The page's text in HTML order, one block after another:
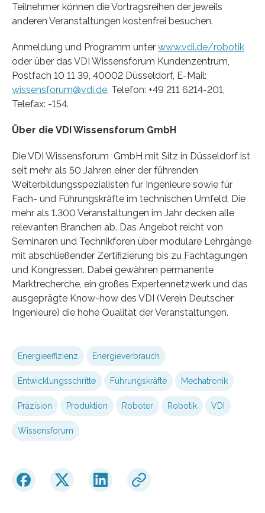
Teilnehmer können die Vortragsreihen der jeweils
anderen Veranstaltungen kostenfrei besuchen.
Anmeldung und Programm unter www.vdi.de/robotik
oder über das VDI Wissensforum Kundenzentrum,
Postfach 10 11 39, 40002 Düsseldorf, E-Mail:
wissensforum@vdi.de , Telefon: +49 211 6214-201,
Telefax: -154.
Über die VDI Wissensforum GmbH
Die VDI Wissensforum GmbH mit Sitz in Düsseldorf ist
seit mehr als 50 Jahren einer der führenden
Weiterbildungsspezialisten für Ingenieure sowie für
Fach- und Führungskräfte im technischen Umfeld. Die
mehr als 1.300 Veranstaltungen im Jahr decken alle
relevanten Branchen ab. Das Angebot reicht von
Seminaren und Technikforen über modulare Lehrgänge
mit abschließender Zertifizierung bis zu Fachtagungen
und Kongressen. Dabei gewähren permanente
Marktrecherche, ein großes Expertennetzwerk und das
ausgeprägte Know-how des VDI (Verein Deutscher
Ingenieure) die hohe Qualität der Veranstaltungen.
Energieeffizienz Energieverbrauch
Entwicklungsschritte Führungskräfte Mechatronik
Präzision Produktion Roboter Robotik VDI
Wissensforum